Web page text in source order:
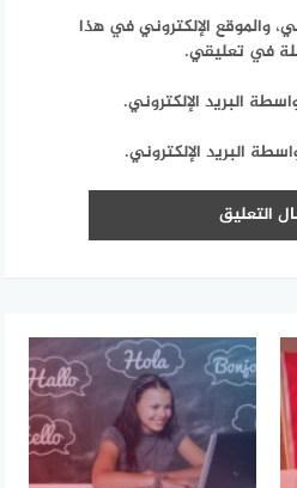
والموقع الإلكتروني في هذا
في تعليقي.
البريد الإلكتروني.
البريد الإلكتروني.